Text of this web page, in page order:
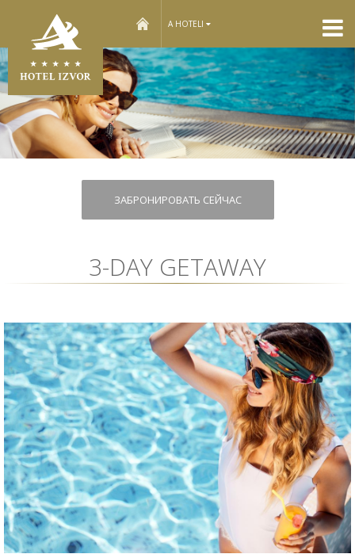
home A HOTELI
ЗАБРОНИРОВАТЬ СЕЙЧАС
3-DAY GETAWAY